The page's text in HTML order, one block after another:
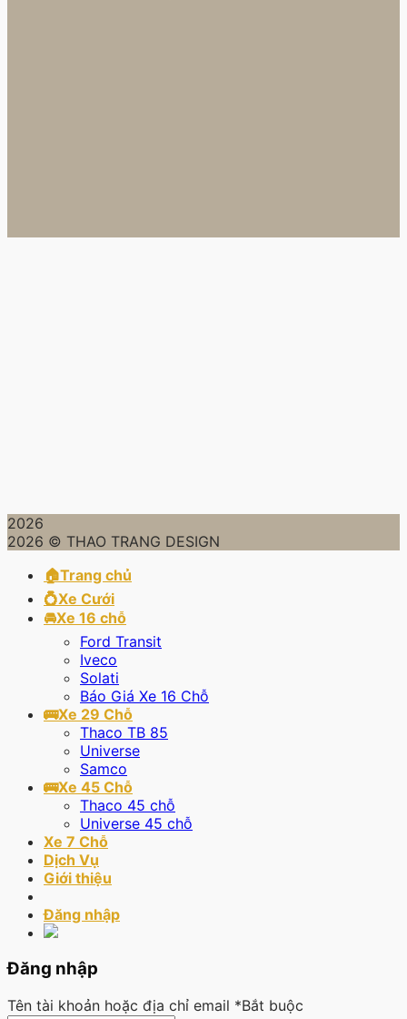
2026
2026 © THAO TRANG DESIGN
🏠Trang chủ
💍Xe Cưới
🚘Xe 16 chỗ
Ford Transit
Iveco
Solati
Báo Giá Xe 16 Chỗ
🚌Xe 29 Chỗ
Thaco TB 85
Universe
Samco
🚌Xe 45 Chỗ
Thaco 45 chỗ
Universe 45 chỗ
Xe 7 Chỗ
Dịch Vụ
Giới thiệu
Đăng nhập
Đăng nhập
Tên tài khoản hoặc địa chỉ email *Bắt buộc